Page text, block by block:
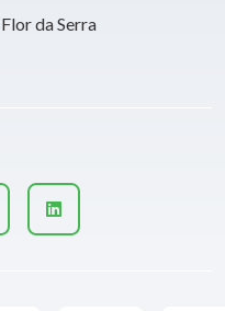
da Serra